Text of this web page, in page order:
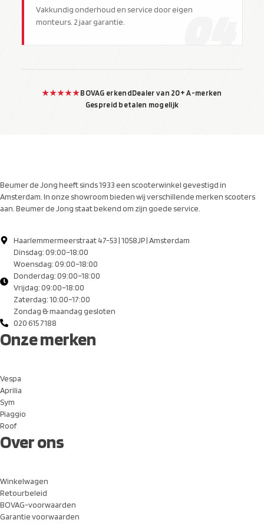
Vakkundig onderhoud en service door eigen
monteurs. 2 jaar garantie.
04
★★★★★BOVAG erkendDealer van 20+ A-merken
Gespreid betalen mogelijk
Beumer de Jong heeft sinds 1933 een scooterwinkel gevestigd in
Amsterdam. In onze showroom bieden wij verschillende merken scooters
aan. Beumer de Jong staat bekend om zijn goede service.
Haarlemmermeerstraat 47-53 | 1058JP | Amsterdam
Dinsdag: 09:00–18:00
Woensdag: 09:00–18:00
Donderdag: 09:00–18:00
Vrijdag: 09:00–18:00
Zaterdag: 10:00–17:00
Zondag & maandag gesloten
020 615 7188
Onze merken
Vespa
Aprilia
Sym
Piaggio
Roof
Over ons
Winkelwagen
Retourbeleid
BOVAG-voorwaarden
Garantie voorwaarden